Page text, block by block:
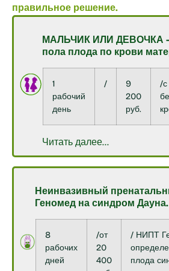
правильное решение.
МАЛЬЧИК ИЛИ ДЕВОЧКА
пола плода по крови
1
рабочий
день
/
9
200
руб.
/с
Читать далее…
Неинвазивный
Геномед на синдром
8
рабочих
дней
/от
20
400
/ НИПТ
плода